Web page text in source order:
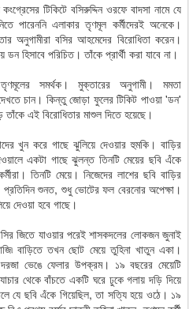
টিকিটে বসিরুদ্দিন ওরফে বাদসা নামে যে
পারেননি এলাকার তৃণমূল কর্মীদেরই অনেকে।
অনুগামীরা বসির আহমেদের বিরোধিতা করেন।
হিসাবে পরিচিত। তাঁকে প্রার্থী করা যাবে না।
সমর্থক। মুক্তারের অনুগামী। মমতা
দেখতে চান। কিন্তু জোড়া ফুলের টিকিট পাওয়া 'ডন'
এই বিরোধিতার মাশুল দিতে হয়েছে।
খুন করে গাছে ঝুলিয়ে দেওয়ার হুমকি। বাড়ির
একটা গাছে ঝুলন্ত তিনটি মেয়ের ছবি এঁকে
তিনটি মেয়ে। নিজেদের লাশের ছবি বাড়ির
প্রতিদিন শুনত, শুধু ভোটের ফল বেরনোর অপেক্ষা।
দেওয়া হবে গাছে।
জিতে যাওয়ার পরেই শাসকদলের লোকজন জুনাই
বাড়িতে তখন ছোট মেয়ে তুহিনা খাতুন একা।
দরজা ভেঙে ফেলার উপক্রম। ১৯ বছরের মেয়েটি
থেকে বাঁচতে একটি ঘরে ঢুকে গলায় দড়ি দিয়ে
যে ছবি এঁকে গিয়েছিল, তা সত্যি হয়ে ওঠে। ১৯